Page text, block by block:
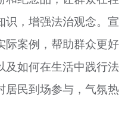
识，增强法治观念。宣
际案例，帮助群众更好
及如何在生活中践行法
居民到场参与，气氛热